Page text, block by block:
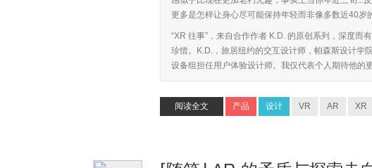
更多是怎样让身心尽可能保持年轻而非像多数近40岁
“XR 往事”，来自合作作者 K.D. 的原创系列，深度而
珍惜。K.D.，旅居纽约的交互设计师，帕森斯设计学
设备组担任用户体验设计师。我仅代表个人期待他的
阅读全文 产品 设计 VR AR XR